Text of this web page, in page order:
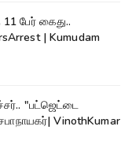
பேர் கைது..
| Kumudam
"பட்ஜெட்டை
VinothKumar